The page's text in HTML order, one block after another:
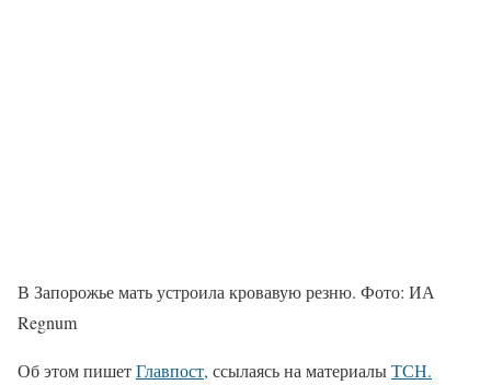
В Запорожье мать устроила кровавую резню. Фото: ИА
Regnum
Об этом пишетГлавпост, ссылаясь на материалыТСН.